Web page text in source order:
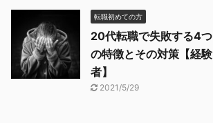
転職初めての方
20代転職で失敗する4つ
の特徴とその対策【経験
者】
2021/5/29